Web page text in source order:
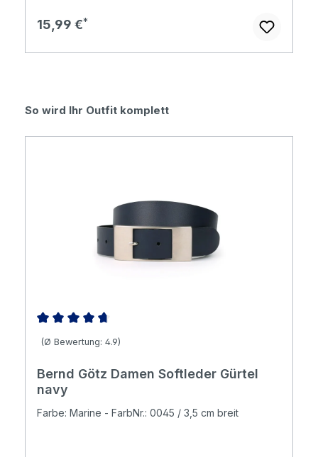
Regulärer Preis:
15,99 €
Produktgalerie überspringen
So wird Ihr Outfit komplett
Durchschnittliche Bewertung von 4.86 von 5 Sternen
(Ø Bewertung: 4.9)
Bernd Götz Damen Softleder Gürtel
navy
Farbe: Marine - FarbNr.: 0045 / 3,5 cm breit